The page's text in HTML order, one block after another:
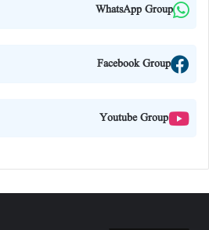
WhatsApp Group
Facebook Group
Youtube Group